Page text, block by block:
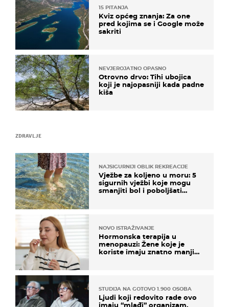
ZDRAVLJE
NAJSIGURNIJI OBLIK REKREACIJE
Vježbe za koljeno u moru: 5
sigurnih vježbi koje mogu
smanjiti bol i poboljšati
NOVO ISTRAŽIVANJE
Hormonska terapija u
menopauzi: Žene koje je
koriste imaju znatno manji
STUDIJA NA GOTOVO 1.900 OSOBA
Ljudi koji redovito rade ovo
imaju “mlađi” organizam,
15 PITANJA
Kviz općeg znanja: Za one
pred kojima se i Google može
sakriti
NEVJEROJATNO OPASNO
Otrovno drvo: Tihi ubojica
koji je najopasniji kada padne
kiša